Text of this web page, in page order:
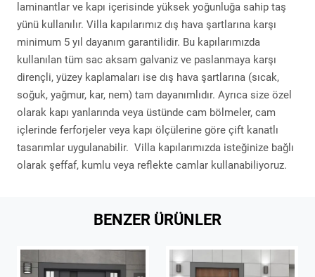
laminantlar ve kapı içerisinde yüksek yoğunluğa sahip taş
yünü kullanılır. Villa kapılarımız dış hava şartlarına karşı
minimum 5 yıl dayanım garantilidir. Bu kapılarımızda
kullanılan tüm sac aksam galvaniz ve paslanmaya karşı
dirençli, yüzey kaplamaları ise dış hava şartlarına (sıcak,
soğuk, yağmur, kar, nem) tam dayanımlıdır. Ayrıca size özel
olarak kapı yanlarında veya üstünde cam bölmeler, cam
içlerinde ferforjeler veya kapı ölçülerine göre çift kanatlı
tasarımlar uygulanabilir. Villa kapılarımızda isteğinize bağlı
olarak şeffaf, kumlu veya reflekte camlar kullanabiliyoruz.
BENZER ÜRÜNLER